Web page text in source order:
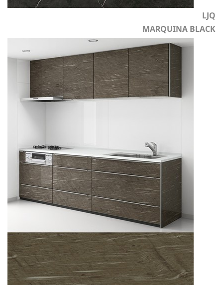
LJQ
MARQUINA BLACK